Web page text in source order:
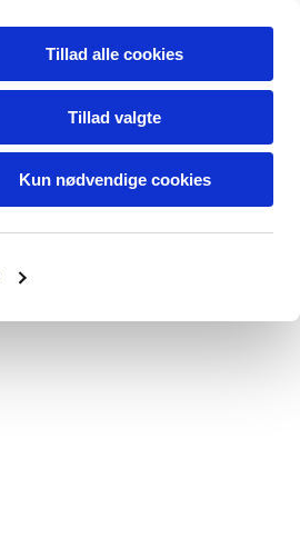
Tillad alle cookies
Tillad valgte
Kun nødvendige cookies